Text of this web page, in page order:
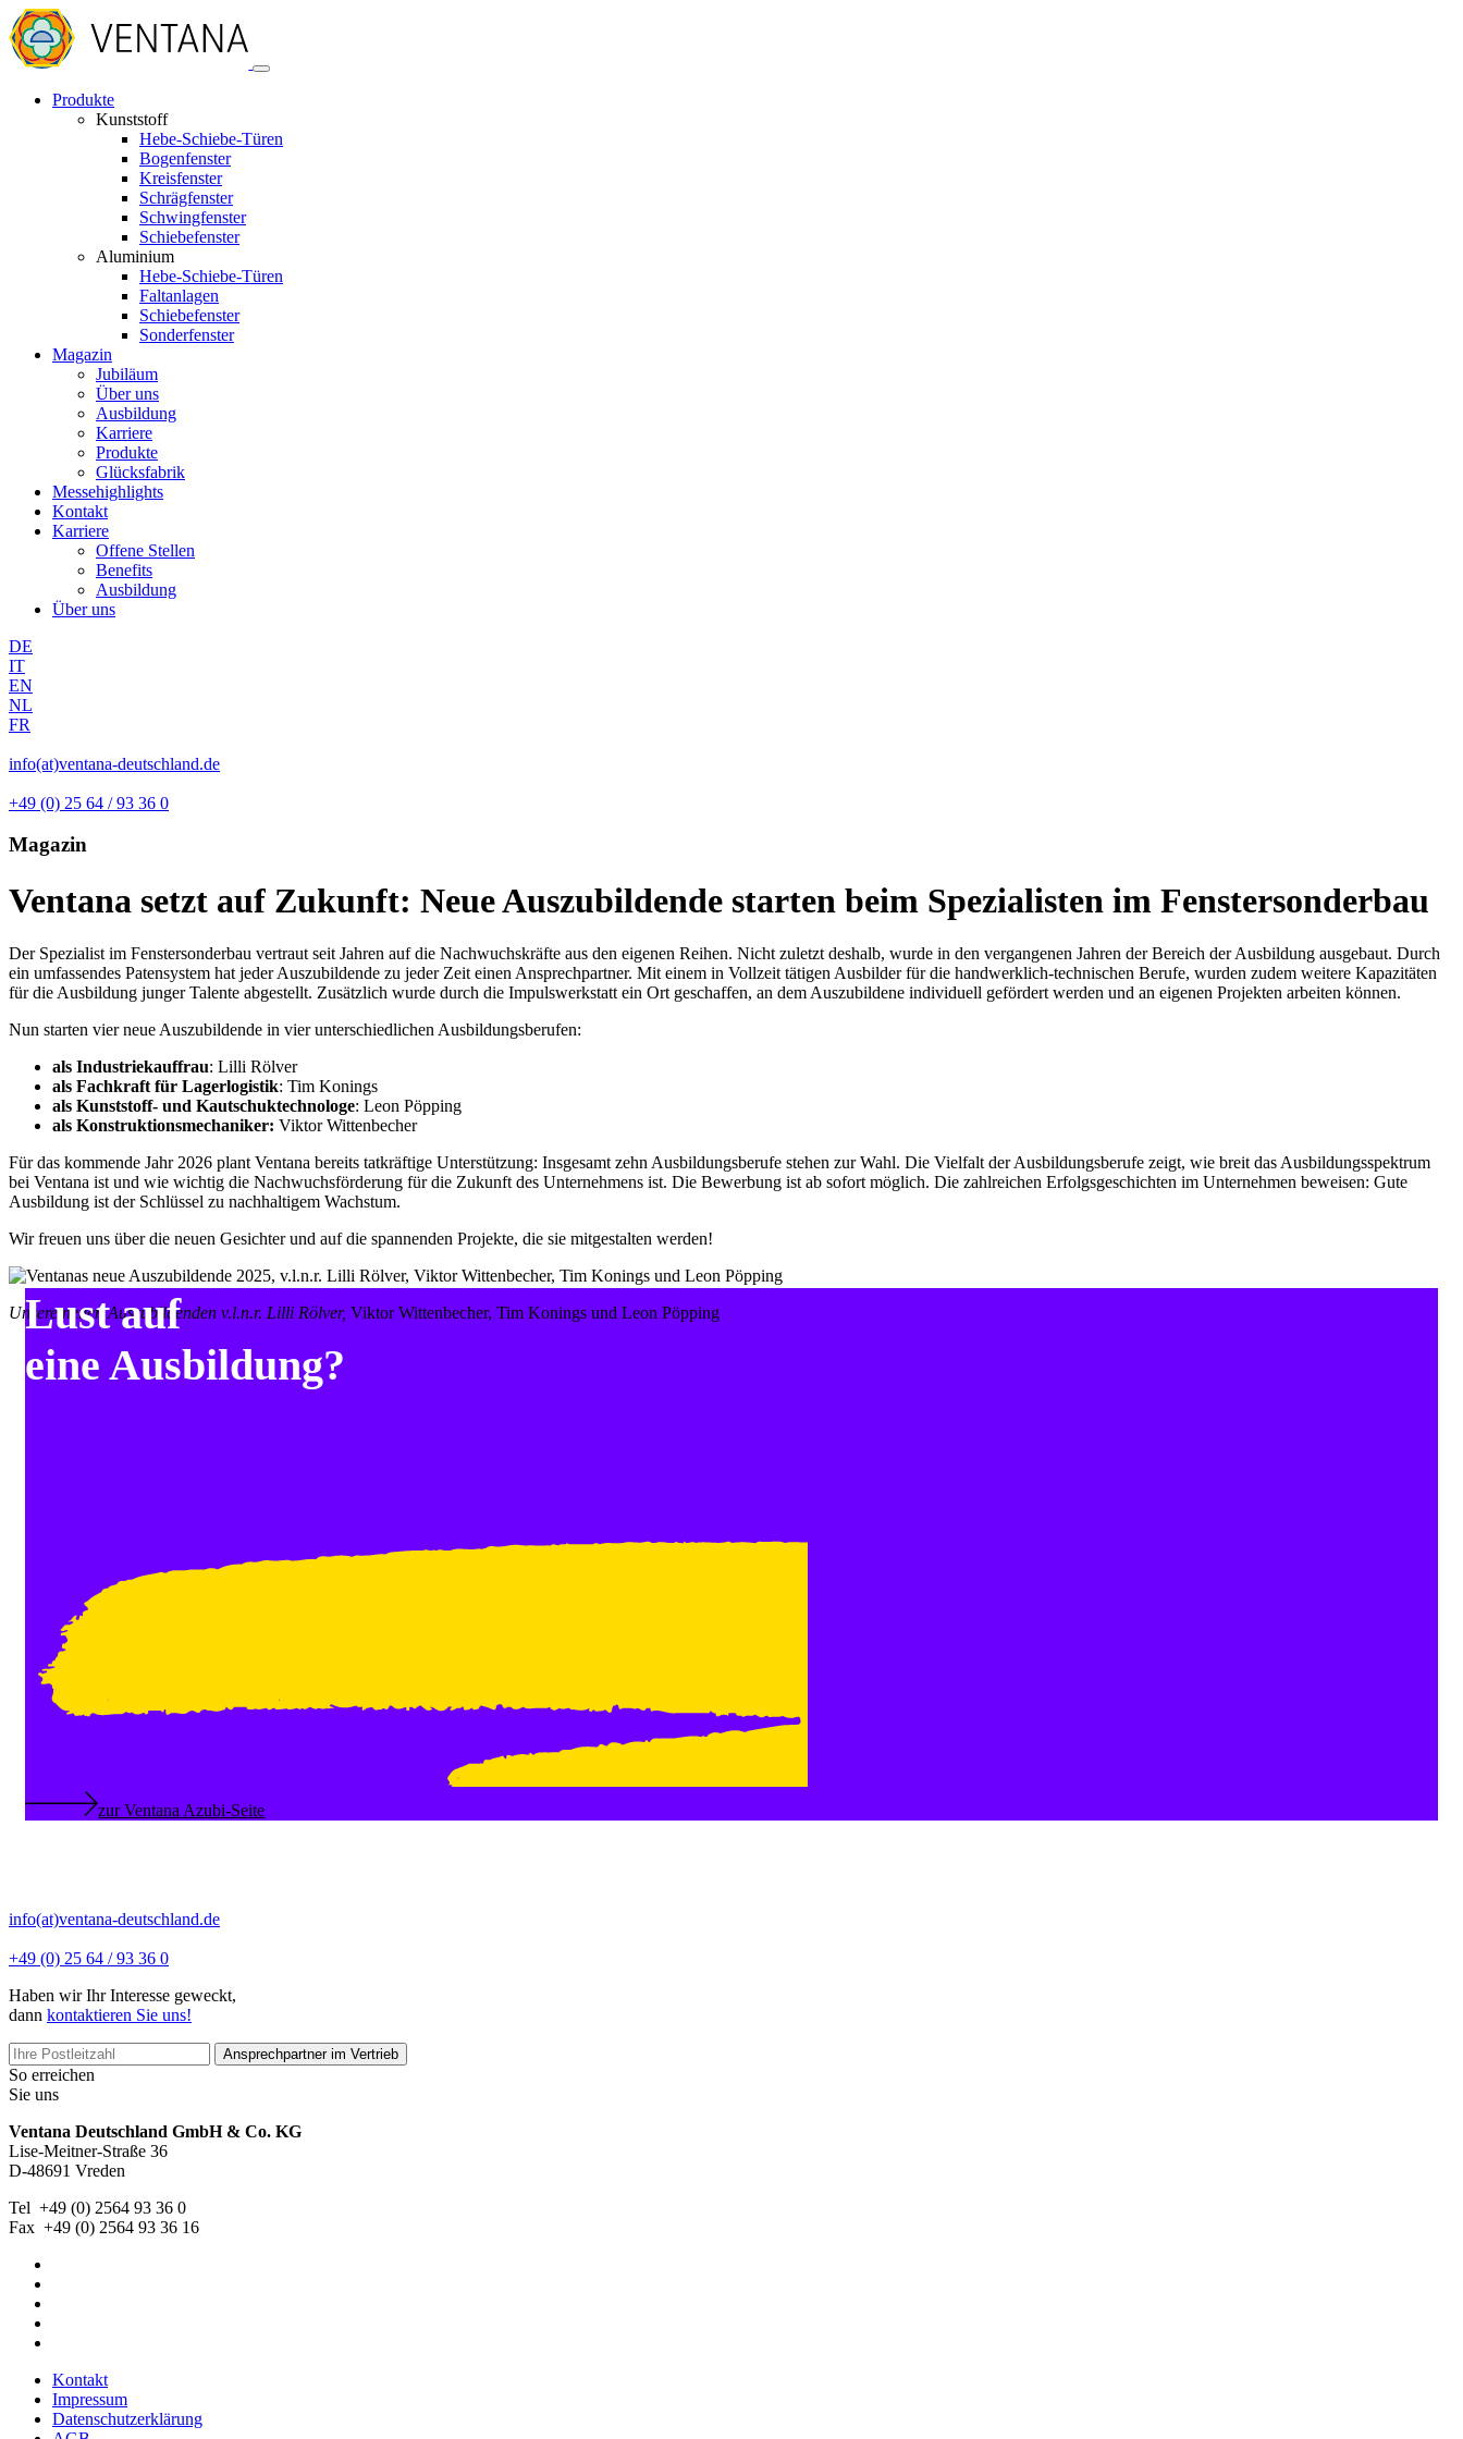
Produkte
Kunststoff
Hebe-Schiebe-Türen
Bogenfenster
Kreisfenster
Schrägfenster
Schwingfenster
Schiebefenster
Aluminium
Hebe-Schiebe-Türen
Faltanlagen
Schiebefenster
Sonderfenster
Magazin
Jubiläum
Über uns
Ausbildung
Karriere
Produkte
Glücksfabrik
Messehighlights
Kontakt
Karriere
Offene Stellen
Benefits
Ausbildung
Über uns
DE
IT
EN
NL
FR
info(at)ventana-deutschland.de
+49 (0) 25 64 / 93 36 0
Magazin
Ventana setzt auf Zukunft: Neue Auszubildende starten beim Spezialisten im Fenstersonderbau
Der Spezialist im Fenstersonderbau vertraut seit Jahren auf die Nachwuchskräfte aus den eigenen Reihen. Nicht zuletzt deshalb, wurde in den vergangenen Jahren der Bereich der Ausbildung ausgebaut. Durch
ein umfassendes Patensystem hat jeder Auszubildende zu jeder Zeit einen Ansprechpartner. Mit einem in Vollzeit tätigen Ausbilder für die handwerklich-technischen Berufe, wurden zudem weitere Kapazitäten
für die Ausbildung junger Talente abgestellt. Zusätzlich wurde durch die Impulswerkstatt ein Ort geschaffen, an dem Auszubildene individuell gefördert werden und an eigenen Projekten arbeiten können.
Nun starten vier neue Auszubildende in vier unterschiedlichen Ausbildungsberufen:
als Industriekauffrau: Lilli Rölver
als Fachkraft für Lagerlogistik: Tim Konings
als Kunststoff- und Kautschuktechnologe: Leon Pöpping
als Konstruktionsmechaniker: Viktor Wittenbecher
Für das kommende Jahr 2026 plant Ventana bereits tatkräftige Unterstützung: Insgesamt zehn Ausbildungsberufe stehen zur Wahl. Die Vielfalt der Ausbildungsberufe zeigt, wie breit das Ausbildungsspektrum
bei Ventana ist und wie wichtig die Nachwuchsförderung für die Zukunft des Unternehmens ist. Die Bewerbung ist ab sofort möglich. Die zahlreichen Erfolgsgeschichten im Unternehmen beweisen: Gute
Ausbildung ist der Schlüssel zu nachhaltigem Wachstum.
Wir freuen uns über die neuen Gesichter und auf die spannenden Projekte, die sie mitgestalten werden!
Unsere neuen Auszubildenden v.l.n.r. Lilli Rölver, Viktor Wittenbecher, Tim Konings und Leon Pöpping
Lust auf
eine Ausbildung?
zur Ventana Azubi-Seite
info(at)ventana-deutschland.de
+49 (0) 25 64 / 93 36 0
Haben wir Ihr Interesse geweckt,
dann kontaktieren Sie uns!
Ansprechpartner im Vertrieb
So erreichen
Sie uns
Ventana Deutschland GmbH & Co. KG
Lise-Meitner-Straße 36
D-48691 Vreden
Tel +49 (0) 2564 93 36 0
Fax +49 (0) 2564 93 36 16
Kontakt
Impressum
Datenschutzerklärung